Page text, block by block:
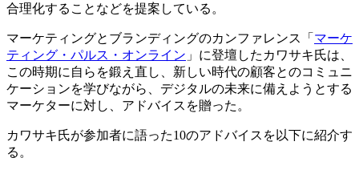
合理化することなどを提案している。
マーケティングとブランディングのカンファレンス「 マーケ
ティング・パルス・オンライン 」に登壇したカワサキ氏は、
この時期に自らを鍛え直し、新しい時代の顧客とのコミュニ
ケーションを学びながら、デジタルの未来に備えようとする
マーケターに対し、アドバイスを贈った。
カワサキ氏が参加者に語った10のアドバイスを以下に紹介す
る。